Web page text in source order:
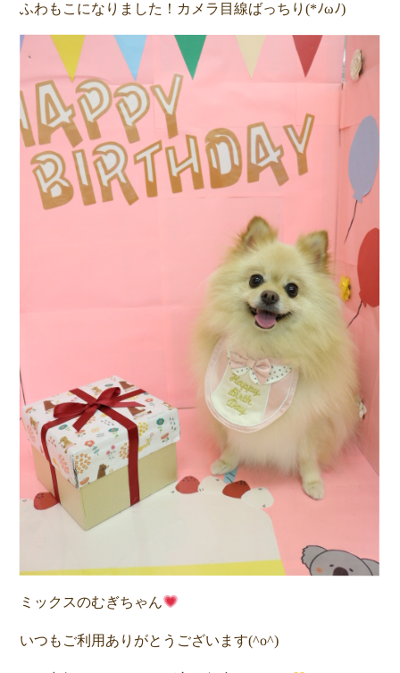
ふわもこになりました！カメラ目線ばっちり(*ﾉωﾉ)
ミックスのむぎちゃん
いつもご利用ありがとうございます(^o^)